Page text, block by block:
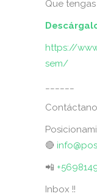
Que
https://
sem/
🔴
📲
Inbox !!